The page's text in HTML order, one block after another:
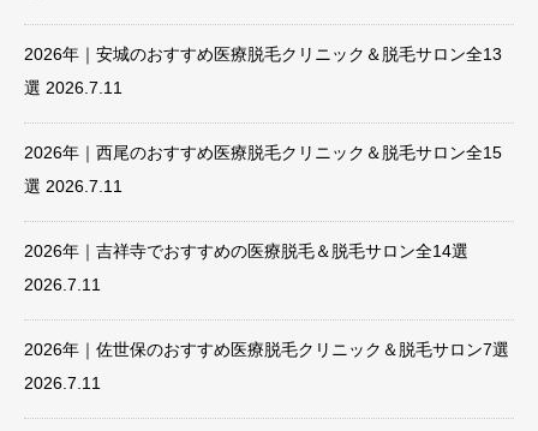
2026年｜安城のおすすめ医療脱毛クリニック＆脱毛サロン全13
選 2026.7.11
2026年｜西尾のおすすめ医療脱毛クリニック＆脱毛サロン全15
選 2026.7.11
2026年｜吉祥寺でおすすめの医療脱毛＆脱毛サロン全14選
2026.7.11
2026年｜佐世保のおすすめ医療脱毛クリニック＆脱毛サロン7選
2026.7.11